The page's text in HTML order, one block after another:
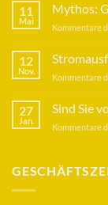
11
Mai
Mythos:
Kommentare
12
Nov.
Kommentare
27
Jan.
Sind Sie
Kommentare